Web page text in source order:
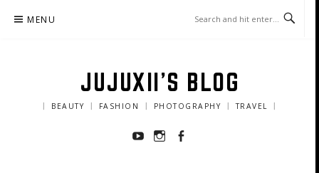
MENU
JUJUXII'S BLOG
｜ BEAUTY ｜ FASHION ｜ PHOTOGRAPHY ｜ TRAVEL ｜
YoutubeInstagram